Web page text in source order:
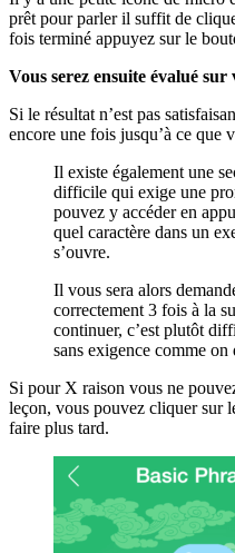
prêt pour parler il suffit de
fois terminé appuyez sur le
Vous serez ensuite évalué
Si le résultat n’est pas
encore une fois jusqu’à ce que
Il existe également une
difficile qui exige une
pouvez y accéder en
quel caractère dans un
s’ouvre.
Il vous sera alors
correctement 3 fois à la
continuer, c’est plutôt
sans exigence comme on
Si pour X raison vous ne
leçon, vous pouvez cliquer sur
faire plus tard.